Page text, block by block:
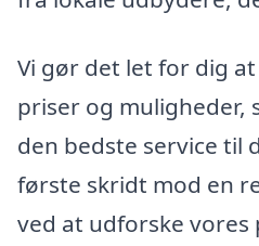
Vi gør det let for dig
priser og muligheder,
den bedste service til
første skridt mod en
ved at udforske